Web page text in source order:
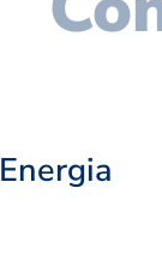
Energia